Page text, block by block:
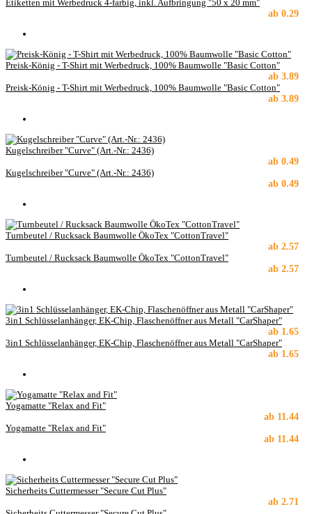
Etiketten mit Werbedruck 4-farbig, inkl. Aufbringung "50 x 20 mm"
ab 0.29
Preisk-König - T-Shirt mit Werbedruck, 100% Baumwolle "Basic Cotton"
ab 3.89
Preisk-König - T-Shirt mit Werbedruck, 100% Baumwolle "Basic Cotton"
ab 3.89
Kugelschreiber "Curve" (Art.-Nr.: 2436)
ab 0.49
Kugelschreiber "Curve" (Art.-Nr.: 2436)
ab 0.49
Turnbeutel / Rucksack Baumwolle ÖkoTex "CottonTravel"
ab 2.57
Turnbeutel / Rucksack Baumwolle ÖkoTex "CottonTravel"
ab 2.57
3in1 Schlüsselanhänger, EK-Chip, Flaschenöffner aus Metall "CarShaper"
ab 1.65
3in1 Schlüsselanhänger, EK-Chip, Flaschenöffner aus Metall "CarShaper"
ab 1.65
Yogamatte "Relax and Fit"
ab 11.44
Yogamatte "Relax and Fit"
ab 11.44
Sicherheits Cuttermesser "Secure Cut Plus"
ab 2.71